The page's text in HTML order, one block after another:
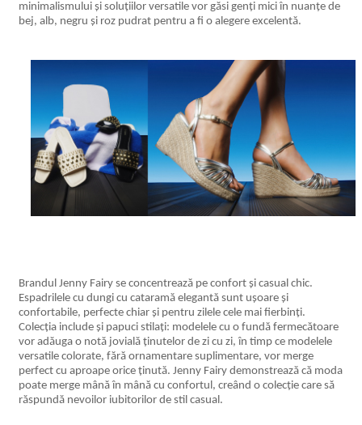
minimalismului și soluțiilor versatile vor găsi genți mici în nuanțe de
bej, alb, negru și roz pudrat pentru a fi o alegere excelentă.
Brandul Jenny Fairy se concentrează pe confort și casual chic.
Espadrilele cu dungi cu cataramă elegantă sunt ușoare și
confortabile, perfecte chiar și pentru zilele cele mai fierbinți.
Colecția include și papuci stilați: modelele cu o fundă fermecătoare
vor adăuga o notă jovială ținutelor de zi cu zi, în timp ce modelele
versatile colorate, fără ornamentare suplimentare, vor merge
perfect cu aproape orice ținută. Jenny Fairy demonstrează că moda
poate merge mână în mână cu confortul, creând o colecție care să
răspundă nevoilor iubitorilor de stil casual.